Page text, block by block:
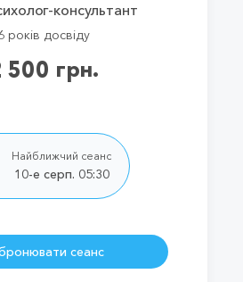
консультант
років досвіду
500 грн.
Найближчий сеанс
10-е серп. 05:30
сеанс